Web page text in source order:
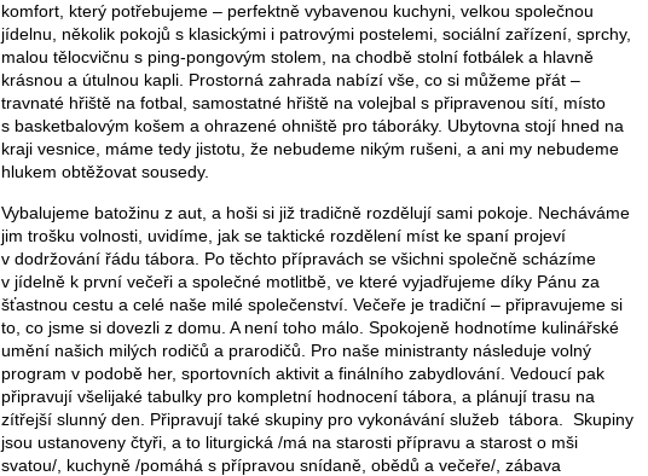
komfort, který potřebujeme – perfektně vybavenou kuchyni, velkou společnou
jídelnu, několik pokojů s klasickými i patrovými postelemi, sociální zařízení, sprchy,
malou tělocvičnu s ping-pongovým stolem, na chodbě stolní fotbálek a hlavně
krásnou a útulnou kapli. Prostorná zahrada nabízí vše, co si můžeme přát –
travnaté hřiště na fotbal, samostatné hřiště na volejbal s připravenou sítí, místo
s basketbalovým košem a ohrazené ohniště pro táboráky. Ubytovna stojí hned na
kraji vesnice, máme tedy jistotu, že nebudeme nikým rušeni, a ani my nebudeme
hlukem obtěžovat sousedy.
Vybalujeme batožinu z aut, a hoši si již tradičně rozdělují sami pokoje. Necháváme
jim trošku volnosti, uvidíme, jak se taktické rozdělení míst ke spaní projeví
v dodržování řádu tábora. Po těchto přípravách se všichni společně scházíme
v jídelně k první večeři a společné motlitbě, ve které vyjadřujeme díky Pánu za
šťastnou cestu a celé naše milé společenství. Večeře je tradiční – připravujeme si
to, co jsme si dovezli z domu. A není toho málo. Spokojeně hodnotíme kulinářské
umění našich milých rodičů a prarodičů. Pro naše ministranty následuje volný
program v podobě her, sportovních aktivit a finálního zabydlování. Vedoucí pak
připravují všelijaké tabulky pro kompletní hodnocení tábora, a plánují trasu na
zítřejší slunný den. Připravují také skupiny pro vykonávání služeb tábora. Skupiny
jsou ustanoveny čtyři, a to liturgická /má na starosti přípravu a starost o mši
svatou/, kuchyně /pomáhá s přípravou snídaně, obědů a večeře/, zábava